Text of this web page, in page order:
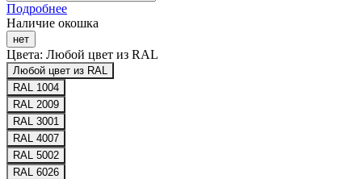
Подробнее
Наличие окошка
нет
Цвета: Любой цвет из RAL
Любой цвет из RAL
RAL 1004
RAL 2009
RAL 3001
RAL 4007
RAL 5002
RAL 6026